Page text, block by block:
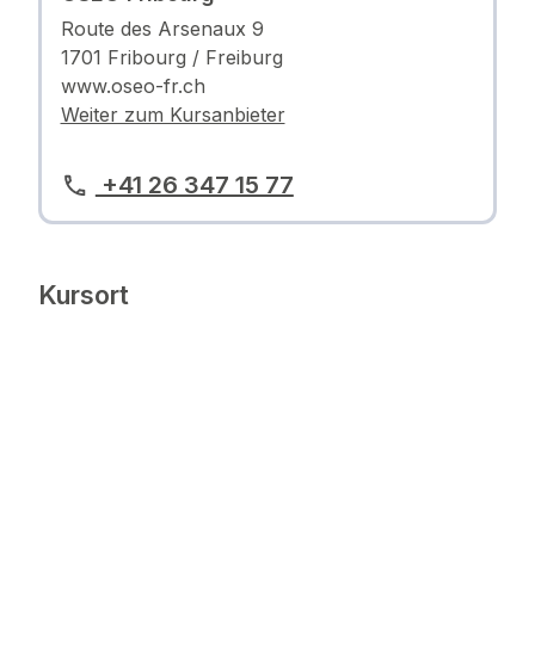
Route des Arsenaux 9
1701 Fribourg / Freiburg
www.oseo-fr.ch
Weiter zum Kursanbieter
+41 26 347 15 77
Kursort